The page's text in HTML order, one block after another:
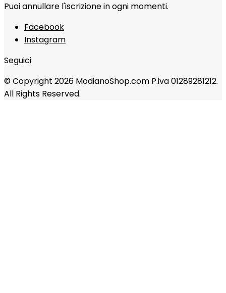
Puoi annullare l'iscrizione in ogni momenti.
Facebook
Instagram
Seguici
© Copyright 2026 ModianoShop.com P.iva 01289281212.
All Rights Reserved.